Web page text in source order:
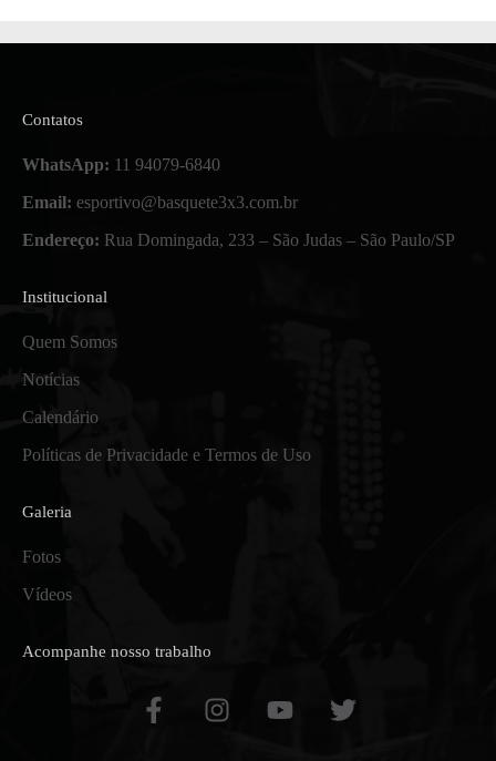
Contatos
WhatsApp: 11 94079-6840
Email: esportivo@basquete3x3.com.br
Endereço: Rua Domingada, 233 – São Judas – São Paulo/SP
Institucional
Quem Somos
Notícias
Calendário
Políticas de Privacidade e Termos de Uso
Galeria
Fotos
Vídeos
Acompanhe nosso trabalho
F
a
I
n
Y
o
T
w